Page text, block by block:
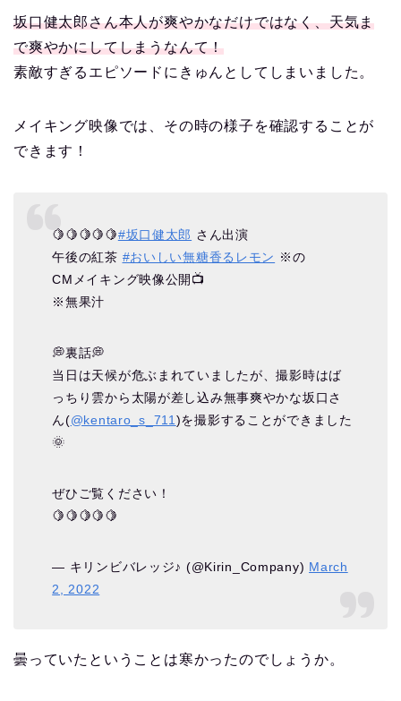
坂口健太郎さん本人が爽やかなだけではなく、天気ま
で爽やかにしてしまうなんて！
素敵すぎるエピソードにきゅんとしてしまいました。
メイキング映像では、その時の様子を確認することが
できます！
🍋🍋🍋🍋🍋#坂口健太郎 さん出演
午後の紅茶 #おいしい無糖香るレモン ※の
CMメイキング映像公開📺
※無果汁
💭裏話💭
当日は天候が危ぶまれていましたが、撮影時はば
っちり雲から太陽が差し込み無事爽やかな坂口さ
ん(@kentaro_s_711 )を撮影することができました
🌞
ぜひご覧ください！
🍋🍋🍋🍋🍋
— キリンビバレッジ♪ (@Kirin_Company) March
2, 2022
曇っていたということは寒かったのでしょうか。